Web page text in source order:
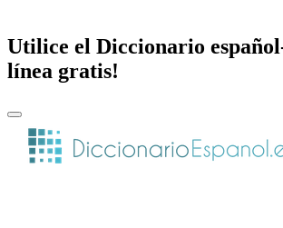
Utilice el Diccionario
línea gratis!